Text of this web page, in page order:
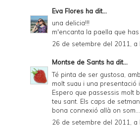
Eva Flores ha dit...
una delicia!!!
m'encanta la paella que has
26 de setembre del 2011, a
Montse de Sants ha dit...
Té pinta de ser gustosa,
molt suau i una presentació
Espero que passessis molt
teu sant. Els caps de
bona connexió allà on
26 de setembre del 2011, a